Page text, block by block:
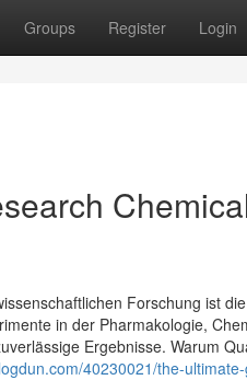
Groups Register Login
Forschung ist
in der Pharmakologie,
Ergebnisse. Warum
40230021/the-